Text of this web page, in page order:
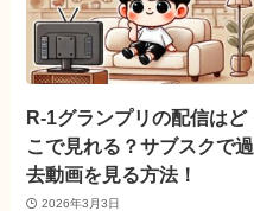
R-1グランプリの配信はど
こで見れる？サブスクで過
去動画を見る方法！
2026年3月3日